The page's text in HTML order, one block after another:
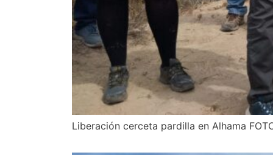
Liberación cerceta pardilla en Alhama